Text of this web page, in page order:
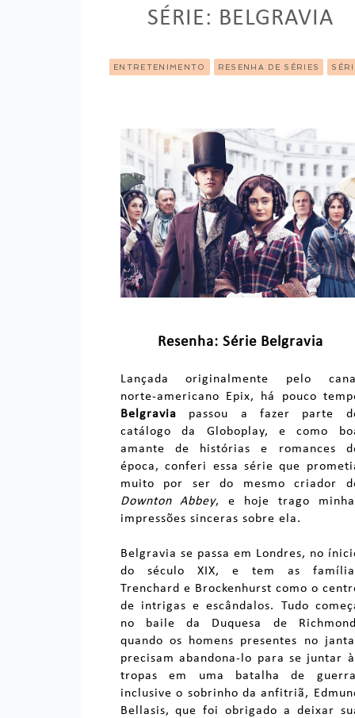
SÉRIE: BELGRAVIA
ENTRETENIMENTO RESENHA DE SÉRIES
Resenha: Série Belgravia
Lançada originalmente pelo
norte-americano Epix, há pouco
Belgravia passou a fazer parte
catálogo da Globoplay, e como
amante de histórias e romances
época, conferi essa série que
muito por ser do mesmo criador
Downton Abbey, e hoje trago
impressões sinceras sobre ela.
Belgravia se passa em Londres, no
do século XIX, e tem as
Trenchard e Brockenhurst como o
de intrigas e escândalos. Tudo
no baile da Duquesa de
quando os homens presentes no
precisam abandona-lo para se juntar
tropas em uma batalha de
inclusive o sobrinho da anfitriã,
Bellasis, que foi obrigado a deixar